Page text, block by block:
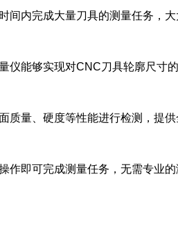
间内完成大量刀具的测量任务，大
仪能够实现对CNC刀具轮廓尺寸
质量、硬度等性能进行检测，提
即可完成测量任务，无需专业的